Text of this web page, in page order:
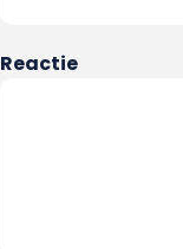
Reactie